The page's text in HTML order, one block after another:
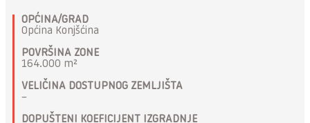
OPĆINA/GRAD
Općina Konjšćina
POVRŠINA ZONE
164.000 m²
VELIČINA DOSTUPNOG ZEMLJIŠTA
–
DOPUŠTENI KOEFICIJENT IZGRADNJE